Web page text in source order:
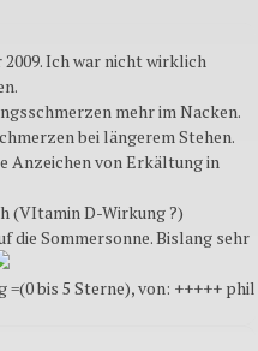
Ich war nicht wirklich
mehr im Nacken.
bei längerem Stehen.
Anzeichen von Erkältung in
(VItamin D-Wirkung ?)
die Sommersonne. Bislang sehr
=(0 bis 5 Sterne), von: +++++ phil